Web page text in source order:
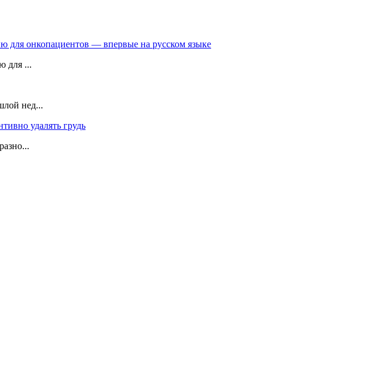
для онкопациентов — впервые на русском языке
для ...
нед...
удалять грудь